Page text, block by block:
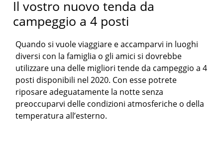
Il vostro nuovo tenda da
campeggio a 4 posti
Quando si vuole viaggiare e accamparvi in luoghi
diversi con la famiglia o gli amici si dovrebbe
utilizzare una delle migliori tende da campeggio a 4
posti disponibili nel 2020. Con esse potrete
riposare adeguatamente la notte senza
preoccuparvi delle condizioni atmosferiche o della
temperatura all’esterno.